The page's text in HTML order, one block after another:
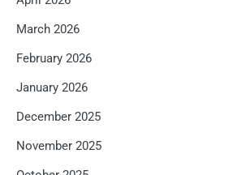
March 2026
February 2026
January 2026
December 2025
November 2025